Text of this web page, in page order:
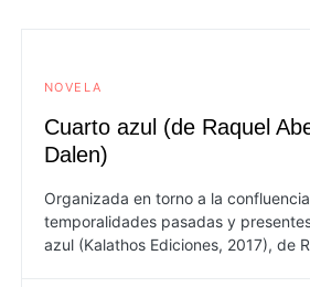
NOVELA
Cuarto azul (de Raquel
Dalen)
Organizada en torno a la
temporalidades pasadas y
azul (Kalathos Ediciones, 2017), de